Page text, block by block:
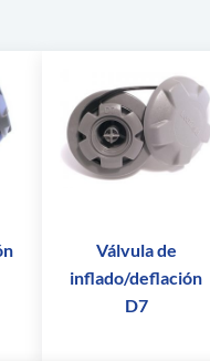
Válvula de
inflado/deflación
D7